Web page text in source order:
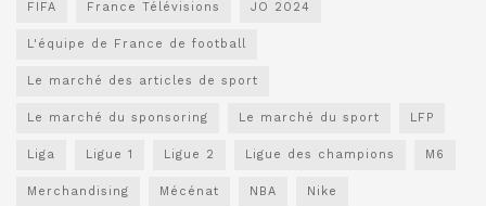
FIFA France Télévisions JO 2024
L'équipe de France de football
Le marché des articles de sport
Le marché du sponsoring Le marché du sport LFP
Liga Ligue 1 Ligue 2 Ligue des champions M6
Merchandising Mécénat NBA Nike